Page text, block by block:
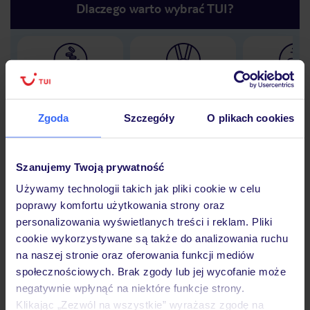
Zgoda Szczegóły O plikach cookies
Szanujemy Twoją prywatność
Używamy technologii takich jak pliki cookie w celu
poprawy komfortu użytkowania strony oraz
personalizowania wyświetlanych treści i reklam. Pliki
cookie wykorzystywane są także do analizowania ruchu
na naszej stronie oraz oferowania funkcji mediów
społecznościowych. Brak zgody lub jej wycofanie może
negatywnie wpłynąć na niektóre funkcje strony.
Klikając „Zezwól na wszystkie” wyrażasz zgodę na
Dlaczego warto wybrać TUI?
Lider niskich cen 30 lat w
Hotel
Opinie
Pokoje